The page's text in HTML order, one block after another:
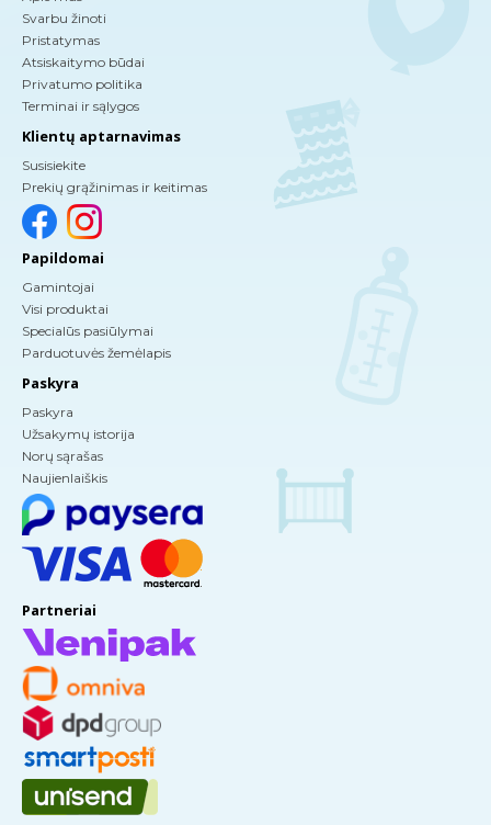
Svarbu žinoti
Pristatymas
Atsiskaitymo būdai
Privatumo politika
Terminai ir sąlygos
Klientų aptarnavimas
Susisiekite
Prekių grąžinimas ir keitimas
Papildomai
Gamintojai
Visi produktai
Specialūs pasiūlymai
Parduotuvės žemėlapis
Paskyra
Paskyra
Užsakymų istorija
Norų sąrašas
Naujienlaiškis
Partneriai